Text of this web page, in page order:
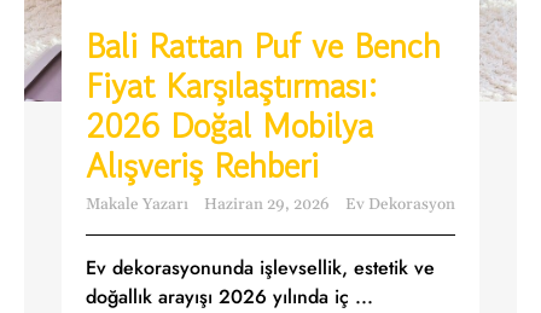
Bali Rattan Puf ve Bench
Fiyat Karşılaştırması:
2026 Doğal Mobilya
Alışveriş Rehberi
Makale Yazarı Haziran 29, 2026 Ev Dekorasyon
Ev dekorasyonunda işlevsellik, estetik ve
doğallık arayışı 2026 yılında iç ...